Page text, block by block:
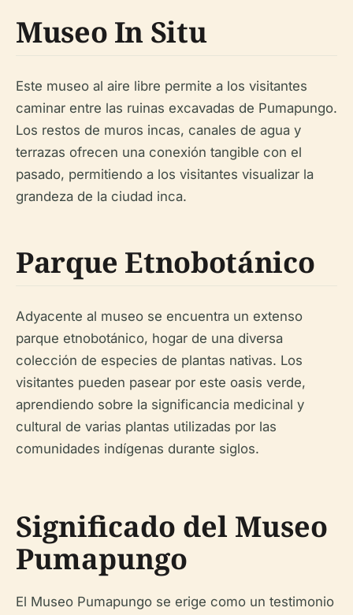
Museo In Situ
Este museo al aire libre permite a los visitantes
caminar entre las ruinas excavadas de Pumapungo.
Los restos de muros incas, canales de agua y
terrazas ofrecen una conexión tangible con el
pasado, permitiendo a los visitantes visualizar la
grandeza de la ciudad inca.
Parque Etnobotánico
Adyacente al museo se encuentra un extenso
parque etnobotánico, hogar de una diversa
colección de especies de plantas nativas. Los
visitantes pueden pasear por este oasis verde,
aprendiendo sobre la significancia medicinal y
cultural de varias plantas utilizadas por las
comunidades indígenas durante siglos.
Significado del Museo
Pumapungo
El Museo Pumapungo se erige como un testimonio